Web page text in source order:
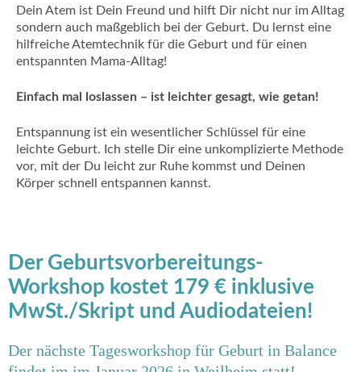
Dein Atem ist Dein Freund und hilft Dir nicht nur im Alltag
sondern auch maßgeblich bei der Geburt. Du lernst eine
hilfreiche Atemtechnik für die Geburt und für einen
entspannten Mama-Alltag!
Einfach mal loslassen – ist leichter gesagt, wie getan!
Entspannung ist ein wesentlicher Schlüssel für eine
leichte Geburt. Ich stelle Dir eine unkomplizierte Methode
vor, mit der Du leicht zur Ruhe kommst und Deinen
Körper schnell entspannen kannst.
Der Geburtsvorbereitungs-
Workshop kostet 179 € inklusive
MwSt./Skript und Audiodateien!
Der nächste Tagesworkshop für Geburt in Balance